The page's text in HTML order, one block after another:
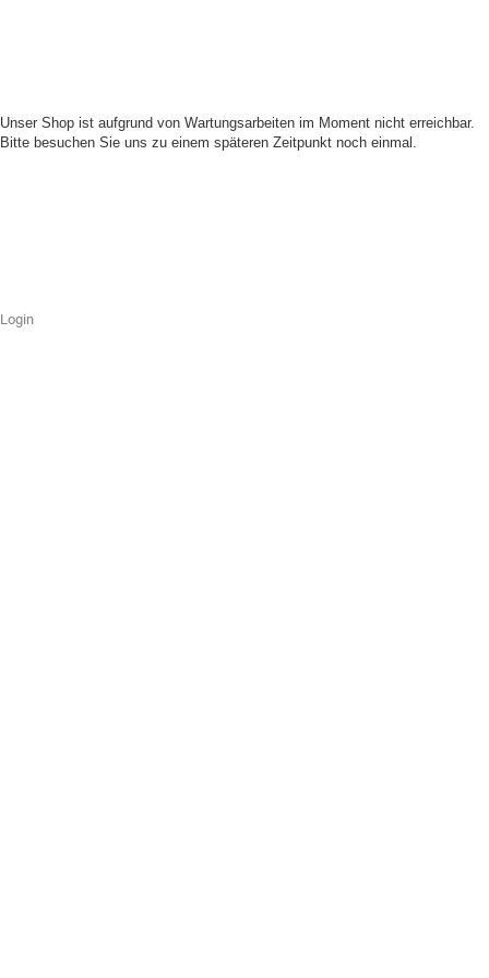
Unser Shop ist aufgrund von Wartungsarbeiten im Moment nicht erreichbar.
Bitte besuchen Sie uns zu einem späteren Zeitpunkt noch einmal.
Login